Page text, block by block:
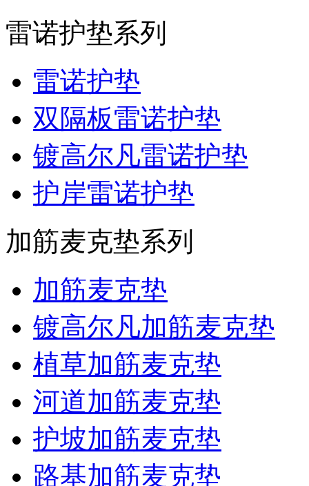
雷诺护垫系列
雷诺护垫
双隔板雷诺护垫
镀高尔凡雷诺护垫
护岸雷诺护垫
加筋麦克垫系列
加筋麦克垫
镀高尔凡加筋麦克垫
植草加筋麦克垫
河道加筋麦克垫
护坡加筋麦克垫
路基加筋麦克垫